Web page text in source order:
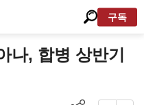
구독
나, 합병 상반기